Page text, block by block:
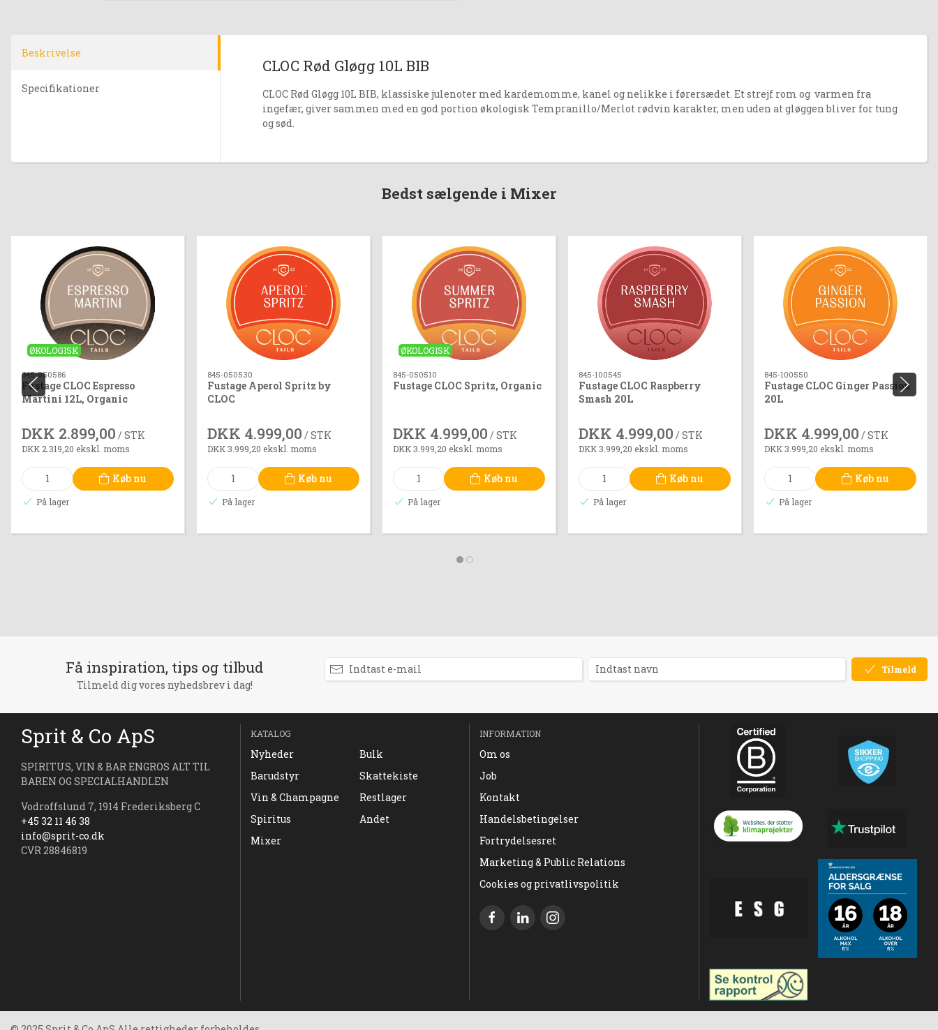
Beskrivelse
Specifikationer
CLOC Rød Gløgg 10L BIB
CLOC Rød Gløgg 10L BIB, klassiske julenoter med kardemomme, kanel og nelikke i førersædet. Et strejf rom og varmen fra
ingefær, giver sammen med en god portion økologisk Tempranillo/Merlot rødvin karakter, men uden at gløggen bliver for tung
og sød.
Bedst sælgende i Mixer
ØKOLOGISK
845-050586
Fustage CLOC Espresso
Martini 12L, Organic
DKK 2.899,00 / STK
DKK 2.319,20 ekskl. moms
Køb nu
På lager
845-050530
Fustage Aperol Spritz by
CLOC
DKK 4.999,00 / STK
DKK 3.999,20 ekskl. moms
Køb nu
På lager
ØKOLOGISK
845-050510
Fustage CLOC Spritz, Organic
DKK 4.999,00 / STK
DKK 3.999,20 ekskl. moms
Køb nu
På lager
845-100545
Fustage CLOC Raspberry
Smash 20L
DKK 4.999,00 / STK
DKK 3.999,20 ekskl. moms
Køb nu
På lager
845-100550
Fustage CLOC Ginger Passion
20L
DKK 4.999,00 / STK
DKK 3.999,20 ekskl. moms
Køb nu
På lager
Få inspiration, tips og tilbud
Tilmeld dig vores nyhedsbrev i dag!
Tilmeld
Sprit & Co ApS
SPIRITUS, VIN & BAR ENGROS ALT TIL
BAREN OG SPECIALHANDLEN
Vodroffslund 7, 1914 Frederiksberg C
+45 32 11 46 38
info@sprit-co.dk
CVR 28846819
KATALOG
Nyheder
Barudstyr
Vin & Champagne
Spiritus
Mixer
Bulk
Skattekiste
Restlager
Andet
INFORMATION
Om os
Job
Kontakt
Handelsbetingelser
Fortrydelsesret
Marketing & Public Relations
Cookies og privatlivspolitik